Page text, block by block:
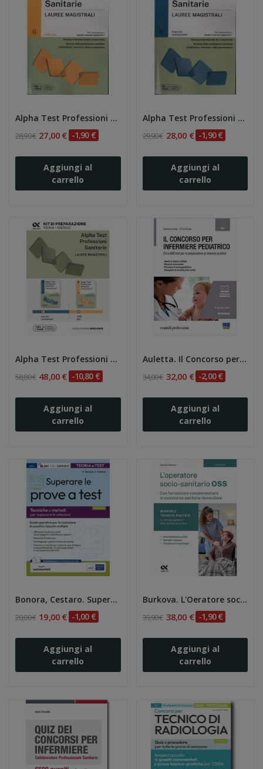
Alpha Test Professioni sanitarie. Lauree...
28,90 € 27,00 € -1,90 €
Aggiungi al
carrello
Alpha Test Professioni sanitarie. Lauree...
29,90 € 28,00 € -1,90 €
Aggiungi al
carrello
Alpha Test Professioni sanitarie. Lauree...
58,80 € 48,00 € -10,80 €
Aggiungi al
carrello
Auletta. Il Concorso per Infermiere Pediatrico 2e
34,00 € 32,00 € -2,00 €
Aggiungi al
carrello
Bonora, Cestaro. Superare la prova a test....
20,00 € 19,00 € -1,00 €
Aggiungi al
carrello
Burkova. L'Oeratore socio-sanitario (OSS) 4Ed.
39,90 € 38,00 € -1,90 €
Aggiungi al
carrello